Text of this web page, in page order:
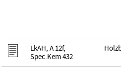
LkAH, A 12f,
Spec.Kem 432